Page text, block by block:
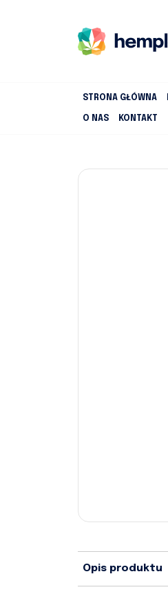
STRONA GŁÓWNA
O NAS KONTAKT
Opis produktu